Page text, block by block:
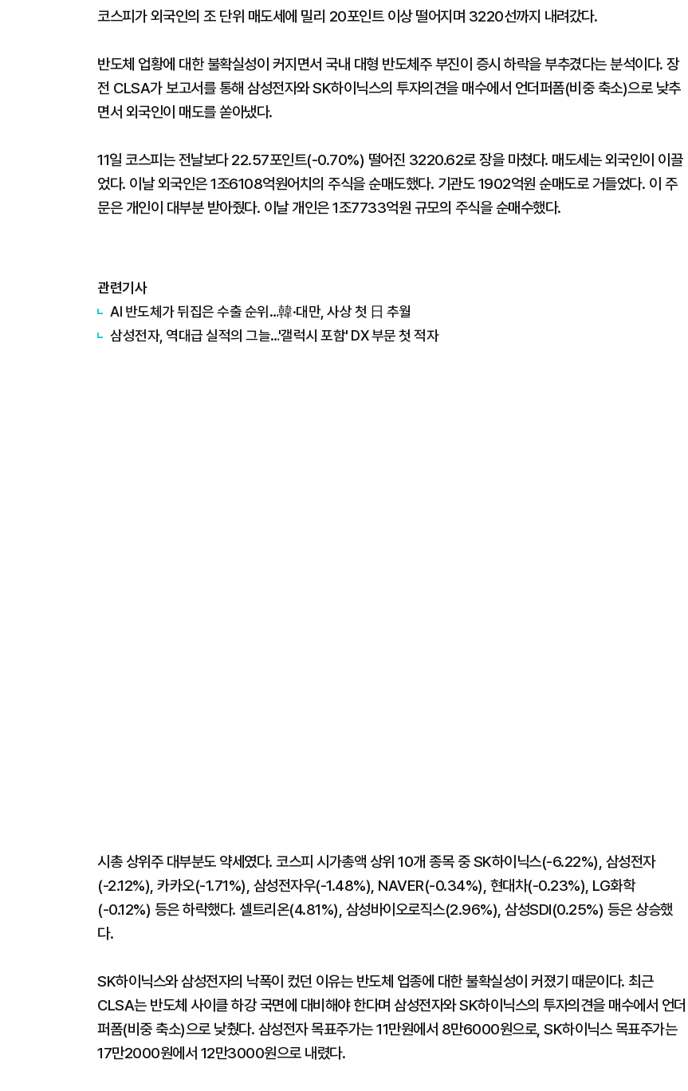
코스피가 외국인의 조 단위 매도세에 밀리 20포인트 이상 떨어지며 3220선까지 내려갔다.
반도체 업황에 대한 불확실성이 커지면서 국내 대형 반도체주 부진이 증시 하락을 부추겼다는 분석이다. 장
전 CLSA가 보고서를 통해 삼성전자와 SK하이닉스의 투자의견을 매수에서 언더퍼폼(비중 축소)으로 낮추
면서 외국인이 매도를 쏟아냈다.
11일 코스피는 전날보다 22.57포인트(-0.70%) 떨어진 3220.62로 장을 마쳤다. 매도세는 외국인이 이끌
었다. 이날 외국인은 1조6108억원어치의 주식을 순매도했다. 기관도 1902억원 순매도로 거들었다. 이 주
문은 개인이 대부분 받아줬다. 이날 개인은 1조7733억원 규모의 주식을 순매수했다.
관련기사
AI 반도체가 뒤집은 수출 순위…韓·대만, 사상 첫 日 추월
삼성전자, 역대급 실적의 그늘…'갤럭시 포함' DX 부문 첫 적자
시총 상위주 대부분도 약세였다. 코스피 시가총액 상위 10개 종목 중 SK하이닉스(-6.22%), 삼성전자
(-2.12%), 카카오(-1.71%), 삼성전자우(-1.48%), NAVER(-0.34%), 현대차(-0.23%), LG화학
(-0.12%) 등은 하락했다. 셀트리온(4.81%), 삼성바이오로직스(2.96%), 삼성SDI(0.25%) 등은 상승했
다.
SK하이닉스와 삼성전자의 낙폭이 컸던 이유는 반도체 업종에 대한 불확실성이 커졌기 때문이다. 최근
CLSA는 반도체 사이클 하강 국면에 대비해야 한다며 삼성전자와 SK하이닉스의 투자의견을 매수에서 언더
퍼폼(비중 축소)으로 낮췄다. 삼성전자 목표주가는 11만원에서 8만6000원으로, SK하이닉스 목표주가는
17만2000원에서 12만3000원으로 내렸다.